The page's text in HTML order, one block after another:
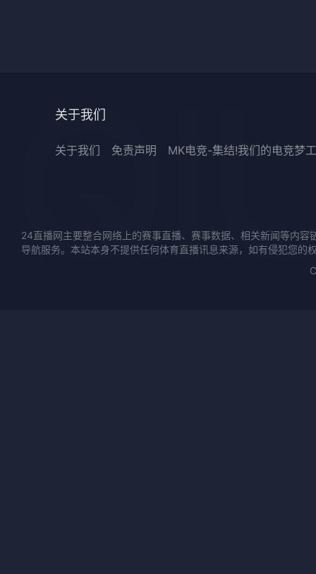
关于我们
关于我们 免责声明 MK电竞-集结!我们的电竞梦
24直播网主要整合网络上的赛事直播、赛事数据、相关新闻等内
导航服务。本站本身不提供任何体育直播讯息来源，如有侵犯您的